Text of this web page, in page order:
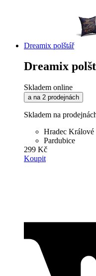
Dreamix polštář
Dreamix
Skladem online
a na 2 prodejnách
Skladem na
Hradec Králové
Pardubice
299 Kč
Koupit